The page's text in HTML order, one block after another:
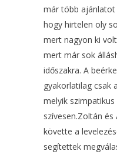
már több
hogy hirtelen oly
mert nagyon ki
mert már sok
időszakra. A
gyakorlatilag csak
melyik
szívesen.Zoltán
követte a
segítettek